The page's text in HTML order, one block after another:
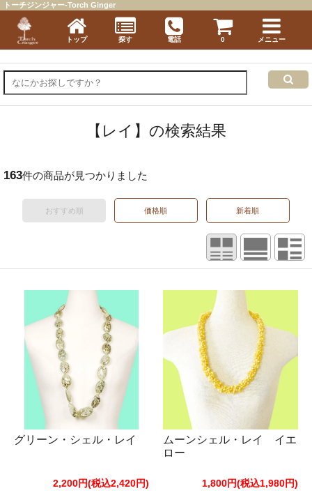
【レイ】の検索結果
163件の商品が見つかりました
おすすめ順 価格順 新着順
グリーン・シェル・レイ
2,200円(税込2,420円)
ムーンシェル・レイ イエ
ロー
1,800円(税込1,980円)
トーチジンジャー-Torch Ginger
トップ 探す 電話 0 メニュー